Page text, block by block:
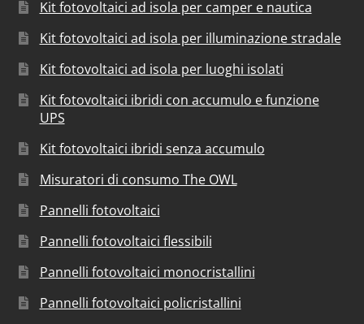
Kit fotovoltaici ad isola per camper e nautica
Kit fotovoltaici ad isola per illuminazione stradale
Kit fotovoltaici ad isola per luoghi isolati
Kit fotovoltaici ibridi con accumulo e funzione
UPS
Kit fotovoltaici ibridi senza accumulo
Misuratori di consumo The OWL
Pannelli fotovoltaici
Pannelli fotovoltaici flessibili
Pannelli fotovoltaici monocristallini
Pannelli fotovoltaici policristallini